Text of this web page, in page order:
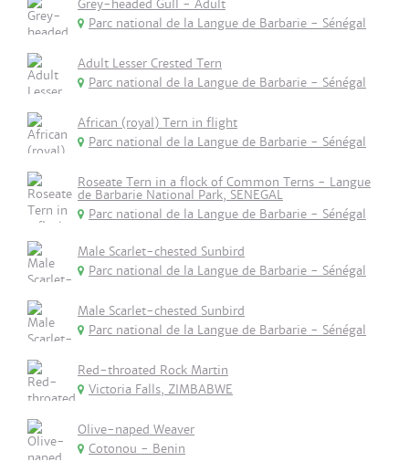
Grey-headed Gull - Adult
Parc national de la Langue de Barbarie - Sénégal
Adult Lesser Crested Tern
Parc national de la Langue de Barbarie - Sénégal
African (royal) Tern in flight
Parc national de la Langue de Barbarie - Sénégal
Roseate Tern in a flock of Common Terns - Langue
de Barbarie National Park, SENEGAL
Parc national de la Langue de Barbarie - Sénégal
Male Scarlet-chested Sunbird
Parc national de la Langue de Barbarie - Sénégal
Male Scarlet-chested Sunbird
Parc national de la Langue de Barbarie - Sénégal
Red-throated Rock Martin
Victoria Falls, ZIMBABWE
Olive-naped Weaver
Cotonou - Benin